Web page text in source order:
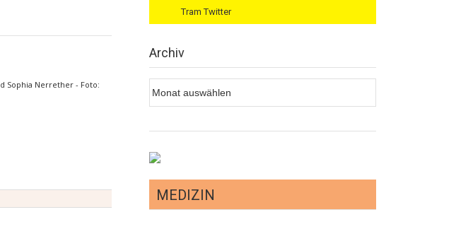
Sophia Nerrether - Foto:
Tram Twitter
Archiv
MEDIZIN